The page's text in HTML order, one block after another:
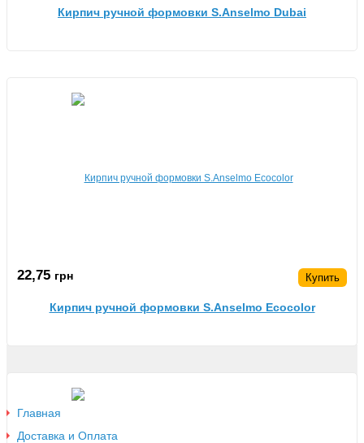
Кирпич ручной формовки S.Anselmo Dubai
22,75 грн Купить
Кирпич ручной формовки S.Anselmo Ecocolor
Главная
Доставка и Оплата